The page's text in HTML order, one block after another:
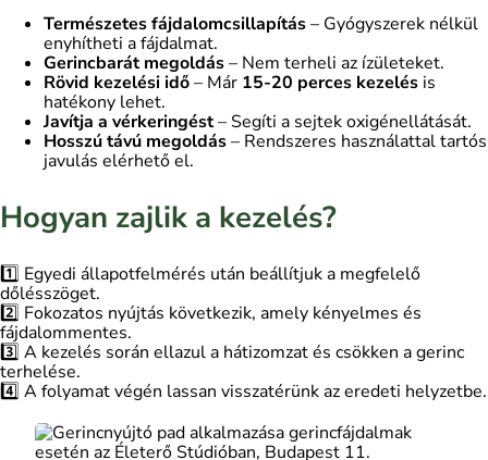
Természetes fájdalomcsillapítás– Gyógyszerek nélkül
enyhítheti a fájdalmat.
Gerincbarát megoldás– Nem terheli az ízületeket.
Rövid kezelési idő– Már 15-20 perces kezelés is
hatékony lehet.
Javítja a vérkeringést– Segíti a sejtek oxigénellátását.
Hosszú távú megoldás– Rendszeres használattal tartós
javulás elérhető el.
Hogyan zajlik a kezelés?
1️⃣ Egyedi állapotfelmérés után beállítjuk a megfelelő
dőlésszöget.
2️⃣ Fokozatos nyújtás következik, amely kényelmes és
fájdalommentes.
3️⃣ A kezelés során ellazul a hátizomzat és csökken a gerinc
terhelése.
4️⃣ A folyamat végén lassan visszatérünk az eredeti helyzetbe.